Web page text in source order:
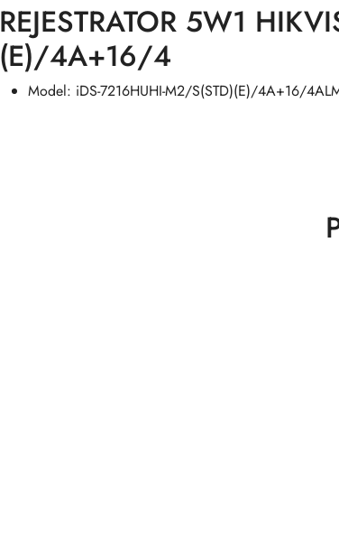
REJESTRATOR 5W1
(E)/4A+16/4
Model: iDS-7216HUHI-M2/S(STD)(E)/4A+16/